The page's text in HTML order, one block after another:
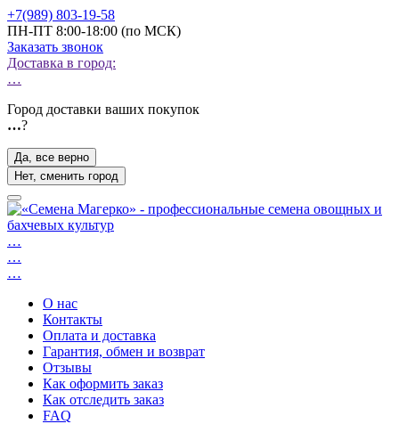
+7(989) 803-19-58
ПН-ПТ 8:00-18:00 (по МСК)
Заказать звонок
Доставка в город:
…
Город доставки ваших покупок
…?
Да, все верно
Нет, сменить город
…
…
…
О нас
Контакты
Оплата и доставка
Гарантия, обмен и возврат
Отзывы
Как оформить заказ
Как отследить заказ
FAQ